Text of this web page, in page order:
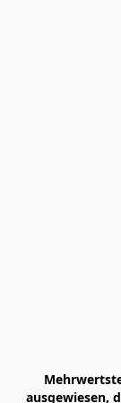
ausgewiesen,